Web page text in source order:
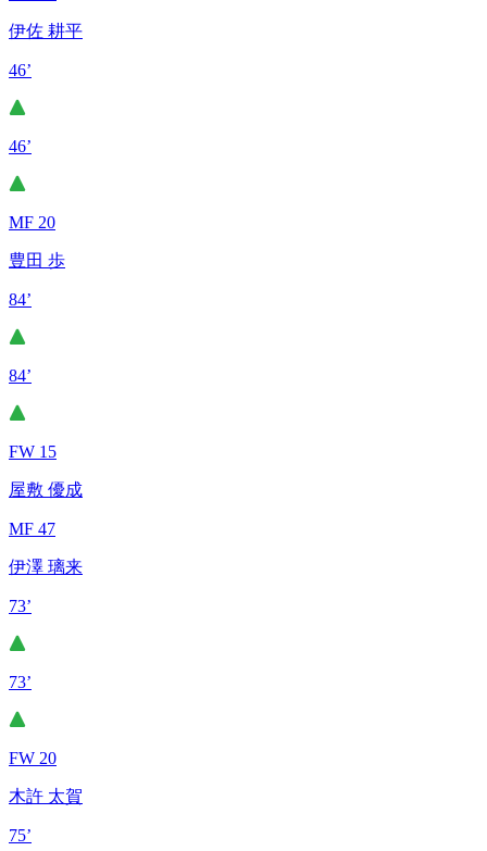
伊佐 耕平
46’
46’
MF 20
豊田 歩
84’
84’
FW 15
屋敷 優成
MF 47
伊澤 璃来
73’
73’
FW 20
木許 太賀
75’